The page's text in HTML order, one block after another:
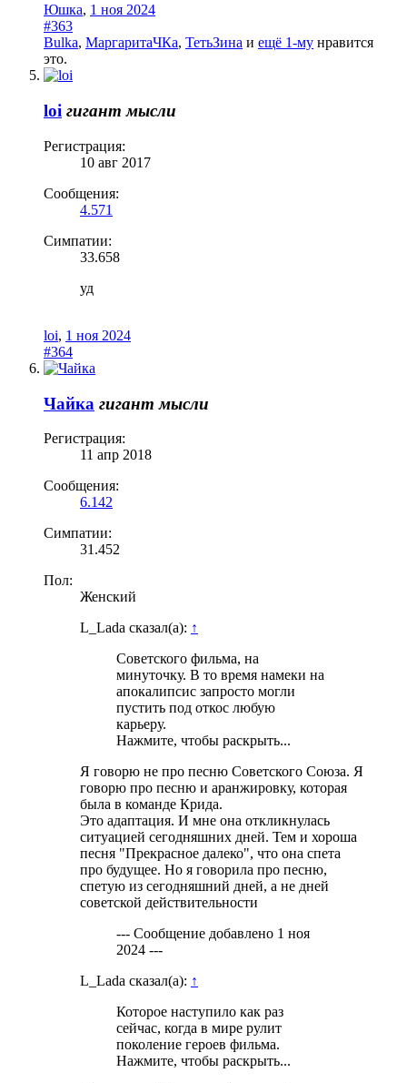
Юшка, 1 ноя 2024
#363
Bulka, МаргаритаЧКа, ТетьЗина и ещё 1-му нравится
это.
loi гигант мысли
Регистрация:
10 авг 2017
Сообщения:
4.571
Симпатии:
33.658
уд
loi, 1 ноя 2024
#364
Чайка гигант мысли
Регистрация:
11 апр 2018
Сообщения:
6.142
Симпатии:
31.452
Пол:
Женский
L_Lada сказал(а): ↑
Советского фильма, на
минуточку. В то время намеки на
апокалипсис запросто могли
пустить под откос любую
карьеру.
Нажмите, чтобы раскрыть...
Я говорю не про песню Советского Союза. Я
говорю про песню и аранжировку, которая
была в команде Крида.
Это адаптация. И мне она откликнулась
ситуацией сегодняшних дней. Тем и хороша
песня "Прекрасное далеко", что она спета
про будущее. Но я говорила про песню,
спетую из сегодняшний дней, а не дней
советской действительности
--- Сообщение добавлено 1 ноя
2024 ---
L_Lada сказал(а): ↑
Которое наступило как раз
сейчас, когда в мире рулит
поколение героев фильма.
Нажмите, чтобы раскрыть...